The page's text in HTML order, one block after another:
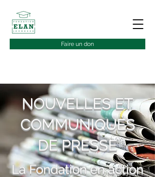
Faire un don
NOUVELLES ET
COMMUNIQUÉS
DE PRESSE
La Fondation en action